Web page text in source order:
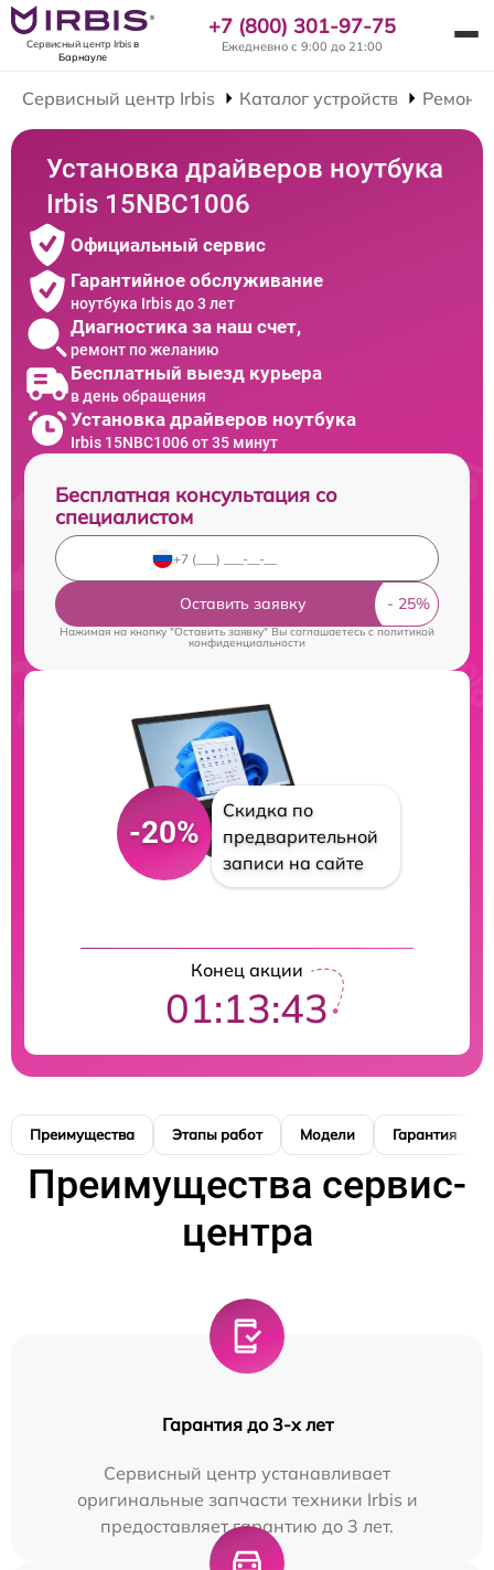
Сервисный центр Irbisв
Барнауле
+7 (800) 301-97-75
Ежедневно с 9:00 до 21:00
Сервисный центр Irbis Каталог устройств Ремонт
Установка драйверов ноутбука
Irbis 15NBC1006
Официальный сервис
Гарантийное обслуживание
ноутбука Irbis до 3 лет
Диагностика за наш счет,
ремонт по желанию
Бесплатный выезд курьера
в день обращения
Установка драйверов ноутбука
Irbis 15NBC1006 от 35 минут
Бесплатная консультация со
специалистом
Оставить заявку
Нажимая на кнопку "Оставить заявку" Вы соглашаетесь c политикой
конфиденциальности
-20%
Скидка по
предварительной
записи на сайте
Конец акции
01:13:42
Преимущества Этапы работ Модели Гарантия
Преимущества сервис-
центра
Гарантия до 3-х лет
Сервисный центр устанавливает
оригинальные запчасти техники Irbis и
предоставляет гарантию до 3 лет.